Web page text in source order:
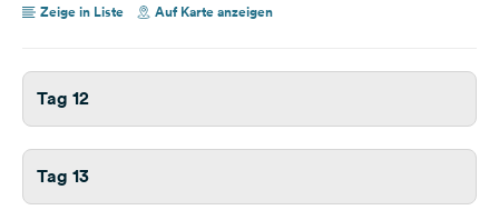
Zeige in Liste
Auf Karte anzeigen
Tag 12
Tag 13